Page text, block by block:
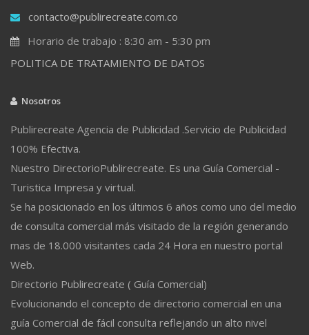
contacto@publirecreate.com.co
Horario de trabajo : 8:30 am - 5:30 pm
POLITICA DE TRATAMIENTO DE DATOS
Nosotros
Publirecreate Agencia de Publicidad .Servicio de Publicidad
100% Efectiva.
Nuestro DirectorioPublirecreate. Es una Guía Comercial -
Turistica Impresa y virtual.
Se ha posicionado en los últimos 6 años como uno del medio
de consulta comercial más visitado de la región generando
mas de 18.000 visitantes cada 24 Hora en nuestro portal
Web.
Directorio Publirecreate ( Guía Comercial)
Evolucionando el concepto de directorio comercial en una
guía Comercial de fácil consulta reflejando un alto nivel